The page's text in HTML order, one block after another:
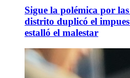
Sigue la polémica por
distrito duplicó el
estalló el malestar